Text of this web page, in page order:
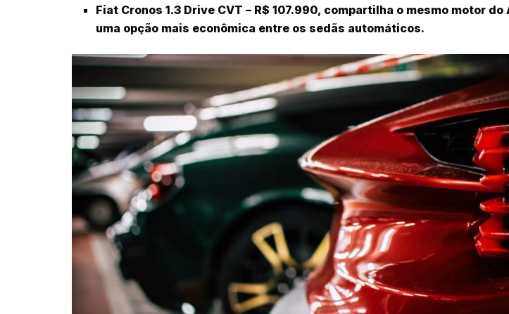
Fiat Cronos 1.3 Drive CVT – R$ 107.990, compartilha o mesmo motor do
uma opção mais econômica entre os sedãs automáticos.